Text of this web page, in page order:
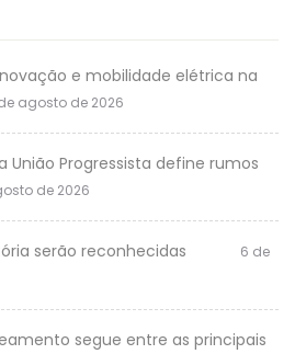
e mobilidade elétrica na
agosto de 2026
União Progressista define rumos
de 2026
serão reconhecidas
6 de
segue entre as principais